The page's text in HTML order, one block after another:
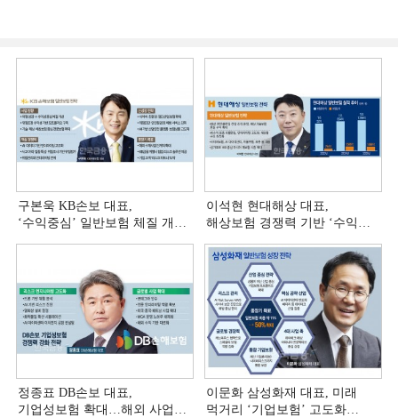
구본욱 KB손보 대표,
‘수익중심ʼ 일반보험 체질 개선
이석현 현대해상 대표,
해상보험 경쟁력 기반 ‘수익
(3)]
정종표 DB손보 대표,
기업성보험 확대…해외 사업
이문화 삼성화재 대표, 미래
먹거리 ‘기업보험’ 고도화